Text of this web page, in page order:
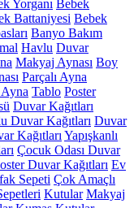
Yorganı Bebek
Battaniyesi Bebek
Banyo Bakım
Havlu Duvar
Makyaj Aynası Boy
Parçalı Ayna
Tablo Poster
Duvar Kağıtları
Duvar Kağıtları Duvar
Kağıtları Yapışkanlı
Çocuk Odası Duvar
Duvar Kağıtları Ev
Sepeti Çok Amaçlı
Kutular Makyaj